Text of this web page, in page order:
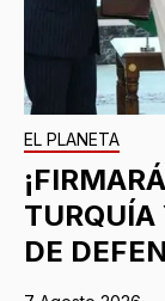
EL PLANETA
TURQUÍA
DE